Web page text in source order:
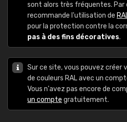
sont alors très fréquentes. Par
recommande l'utilisation de
pour la protection contre la
pas à des fins décoratives.
Sur ce site, vous pouvez créer
de couleurs RAL avec un
Vous n'avez pas encore de
un compte gratuitement.